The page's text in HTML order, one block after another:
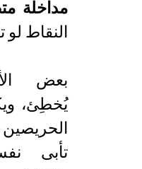
مداخلة
النقاط
بعض
يُخطِئ،
تأبى